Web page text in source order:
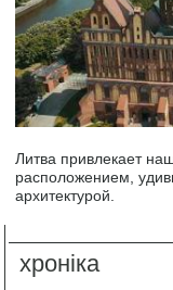
Литва привлекает
расположением,
архитектурой.
хроніка